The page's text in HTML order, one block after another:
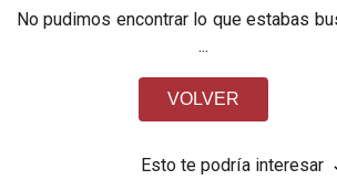
No pudimos encontrar lo que estabas
...
VOLVER
Esto te podría interesar